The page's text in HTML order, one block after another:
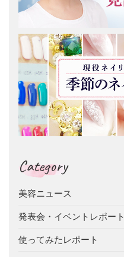
Category
美容ニュース
発表会・イベントレポート
使ってみたレポート